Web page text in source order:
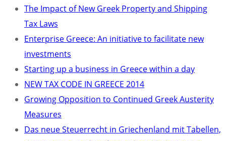
The Impact of New Greek Property and Shipping
Tax Laws
Enterprise Greece: An initiative to facilitate new
investments
Starting up a business in Greece within a day
NEW TAX CODE IN GREECE 2014
Growing Opposition to Continued Greek Austerity
Measures
Das neue Steuerrecht in Griechenland mit Tabellen,